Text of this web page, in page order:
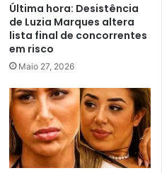
Última hora: Desistência
de Luzia Marques altera
lista final de concorrentes
em risco
Maio 27, 2026